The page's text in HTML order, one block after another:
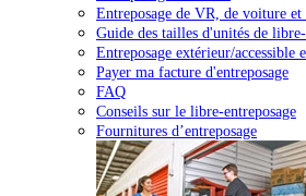
Entreposage de VR, de voiture et
Guide des tailles d'unités de
Entreposage extérieur/accessible
Payer ma facture d'entreposage
FAQ
Conseils sur le libre-entreposage
Fournitures d’entreposage